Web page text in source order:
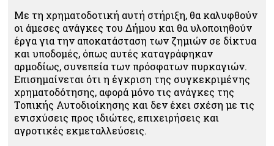
Με τη χρηματοδοτική αυτή στήριξη, θα καλυφθούν
οι άμεσες ανάγκες του Δήμου και θα υλοποιηθούν
έργα για την αποκατάσταση των ζημιών σε δίκτυα
και υποδομές, όπως αυτές καταγράφηκαν
αρμοδίως, συνεπεία των πρόσφατων πυρκαγιών.
Επισημαίνεται ότι η έγκριση της συγκεκριμένης
χρηματοδότησης, αφορά μόνο τις ανάγκες της
Τοπικής Αυτοδιοίκησης και δεν έχει σχέση με τις
ενισχύσεις προς ιδιώτες, επιχειρήσεις και
αγροτικές εκμεταλλεύσεις.